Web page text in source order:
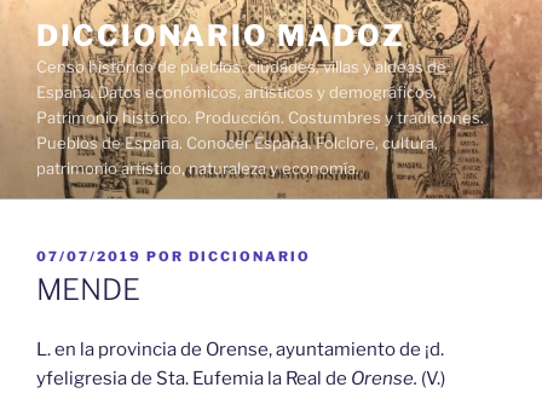
contenido
DICCIONARIO MADOZ
Censo histórico de pueblos, ciudades, villas y aldeas de
España. Datos económicos, artísticos y demográficos.
Patrimonio histórico. Producción. Costumbres y tradiciones.
Pueblos de España. Conocer España. Folclore, cultura,
patrimonio artístico, naturaleza y economía.
PUBLICADO
EL
07/07/2019 POR DICCIONARIO
MENDE
L. en la provincia de Orense, ayuntamiento de ¡d.
yfeligresia de Sta. Eufemia la Real de Orense. (V.)